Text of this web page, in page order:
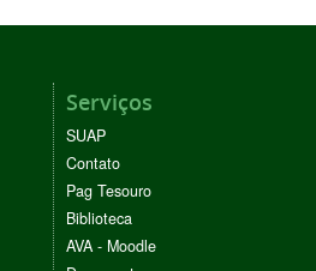
Serviços
SUAP
Contato
Pag Tesouro
Biblioteca
AVA - Moodle